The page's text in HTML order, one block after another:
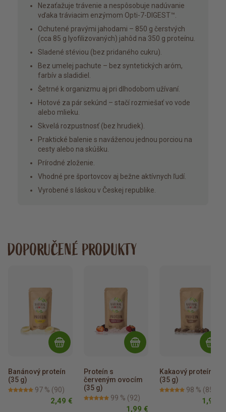
Nezaťažuje trávenie a nespôsobuje nadúvanie
vďaka tráviacim enzýmom Opti-7-DIGEST™.
Ochutené pravými jahodami – 850 g čerstvých
(cca 85 g lyofilizovaných) jahôd na 350 g proteínu.
Sladené stéviou (bez pridaného cukru).
Bez umelej pachute – bez syntetických aróm,
farbív a sladidiel.
Šetrné k organizmu aj pri dlhodobom užívaní.
Hotové za pár sekúnd – stačí rozmiešať vo vode
alebo mlieku.
Skvelá rozpustnosť (bez hrudiek).
Praktické balenie s naváženou jednou porciou na
cesty alebo na skúšku.
Prírodné zloženie.
Vhodné pre športovcov aj bežne aktívnych ľudí.
Vyrobené s láskou v Českej republike.
DOPORUČENÉ PRODUKTY
Banánový proteín
(35 g)
97 % (90)
2,49 €
Proteín s
červeným ovocím
(35 g)
99 % (92)
1,99 €
Kakaový proteín
(35 g)
98 % (85)
1,99 €